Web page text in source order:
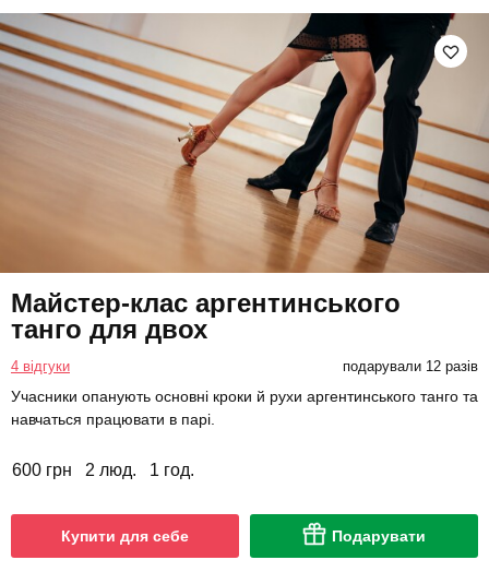
Майстер-клас аргентинського
танго для двох
4 відгуки подарували 12 разів
Учасники опанують основні кроки й рухи аргентинського танго та
навчаться працювати в парі.
600 грн 2 люд. 1 год.
Купити для себе Подарувати